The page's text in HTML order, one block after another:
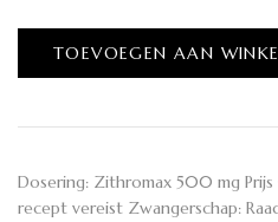
TOEVOEGEN AAN
Dosering: Zithromax 500 mg Prijs
recept vereist Zwangerschap: